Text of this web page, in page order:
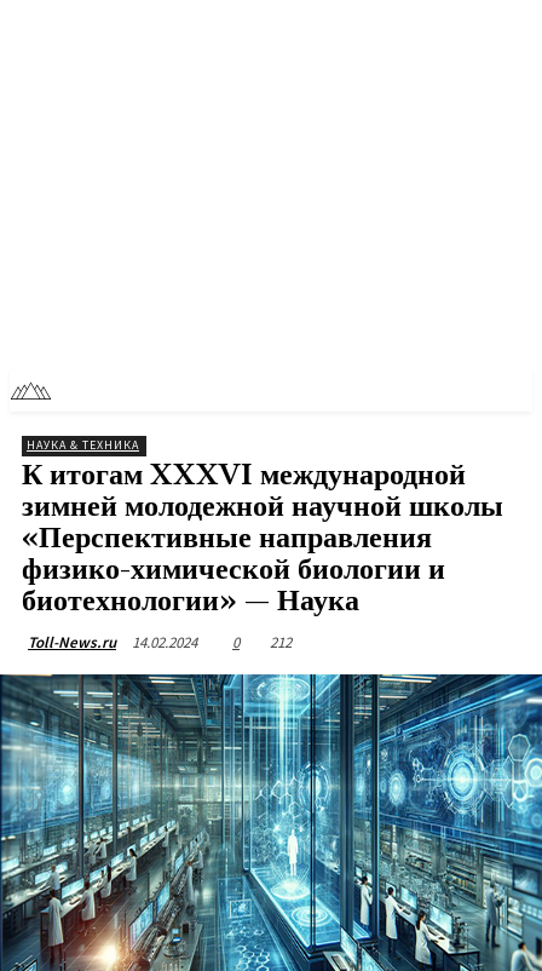
НАУКА & ТЕХНИКА
К итогам XXXVI международной
зимней молодежной научной школы
«Перспективные направления
физико-химической биологии и
биотехнологии» — Наука
Toll-News.ru 14.02.2024 0 212